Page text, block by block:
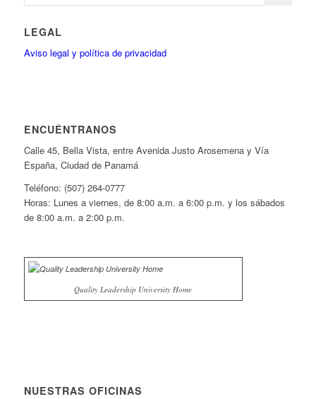
LEGAL
Aviso legal y política de privacidad
ENCUÉNTRANOS
Calle 45, Bella Vista, entre Avenida Justo Arosemena y Vía
España, Ciudad de Panamá
Teléfono: (507) 264-0777
Horas: Lunes a viernes, de 8:00 a.m. a 6:00 p.m. y los sábados
de 8:00 a.m. a 2:00 p.m.
Quality Leadership University Home
NUESTRAS OFICINAS